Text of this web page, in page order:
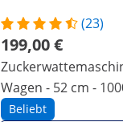
(23)
199,00 €
Wagen - 52 cm -
pink - Royal Catering
Beliebt